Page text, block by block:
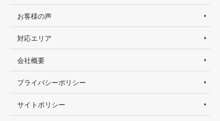
お客様の声
対応エリア
会社概要
プライバシーポリシー
サイトポリシー